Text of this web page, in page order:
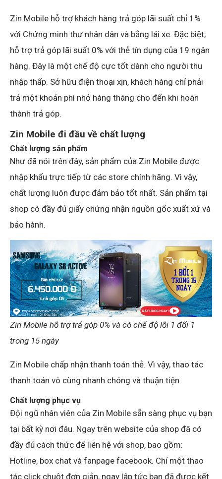
Zin Mobile hỗ trợ khách hàng trả góp lãi suất chỉ 1%
với Chứng minh thư nhân dân và bằng lái xe. Đặc biệt,
hỗ trợ trả góp lãi suất 0% với thẻ tín dụng của 19 ngân
hàng. Đây là một chế độ cực tốt dành cho người thu
nhập thấp. Sở hữu điện thoại xịn, khách hàng chỉ phải
trả một khoản phí nhỏ hàng tháng cho đến khi hoàn
thành trả góp.
Zin Mobile đi đầu về chất lượng
Chất lượng sản phẩm
Như đã nói trên đây, sản phẩm của Zin Mobile được
nhập khẩu trực tiếp từ các store chính hãng. Vì vậy,
chất lượng luôn được đảm bảo tốt nhất. Sản phẩm tại
shop có đầy đủ giấy chứng nhận nguồn gốc xuất xứ và
bảo hành.
Zin Mobile hỗ trợ trả góp 0% và có chế độ lỗi 1 đổi 1
trong 15 ngày
Zin Mobile chấp nhận thanh toán thẻ. Vì vậy, thao tác
thanh toán vô cùng nhanh chóng và thuận tiện.
Chất lượng phục vụ
Đội ngũ nhân viên của Zin Mobile sẵn sàng phục vụ bạn
tại bất kỳ nơi đâu. Ngay trên website của shop đã có
đầy đủ cách thức để liên hệ với shop, bao gồm:
Hotline, box chat và fanpage facebook. Chỉ một thao
tác click chuột đơn giản, ngay lập tức bạn đã được kết